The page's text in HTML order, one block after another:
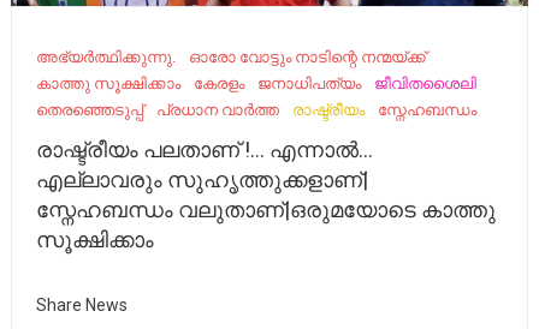
അഭ്യർത്ഥിക്കുന്നു.
ഓരോ വോട്ടും നാടിന്റെ നന്മയ്ക്ക്
കാത്തു സൂക്ഷിക്കാം
കേരളം ജനാധിപത്യം
ജീവിതശൈലി
തെരഞ്ഞെടുപ്പ്
പ്രധാന വാർത്ത രാഷ്ട്രീയം സ്നേഹബന്ധം
രാഷ്ട്രീയം പലതാണ് !… എന്നാൽ…
എല്ലാവരും സുഹൃത്തുക്കളാണ്|
സ്നേഹബന്ധം വലുതാണ്|ഒരുമയോടെ കാത്തു
സൂക്ഷിക്കാം
Share News